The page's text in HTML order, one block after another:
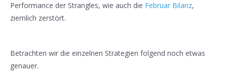
Performance der Strangles, wie auch die Februar Bilanz,
ziemlich zerstört.
Betrachten wir die einzelnen Strategien folgend noch etwas
genauer.